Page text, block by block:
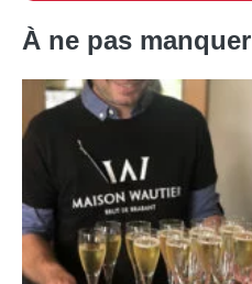
À ne pas manquer